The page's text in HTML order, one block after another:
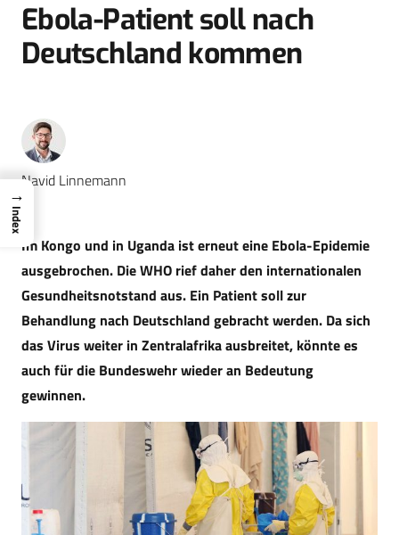
Ebola-Patient soll nach
Deutschland kommen
Navid Linnemann
Im Kongo und in Uganda ist erneut eine Ebola-Epidemie
ausgebrochen. Die WHO rief daher den internationalen
Gesundheitsnotstand aus. Ein Patient soll zur
Behandlung nach Deutschland gebracht werden. Da sich
das Virus weiter in Zentralafrika ausbreitet, könnte es
auch für die Bundeswehr wieder an Bedeutung
gewinnen.
→
Index